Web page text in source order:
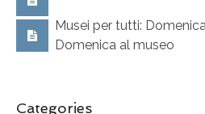
Musei per tutti:
Domenica al museo
Categories